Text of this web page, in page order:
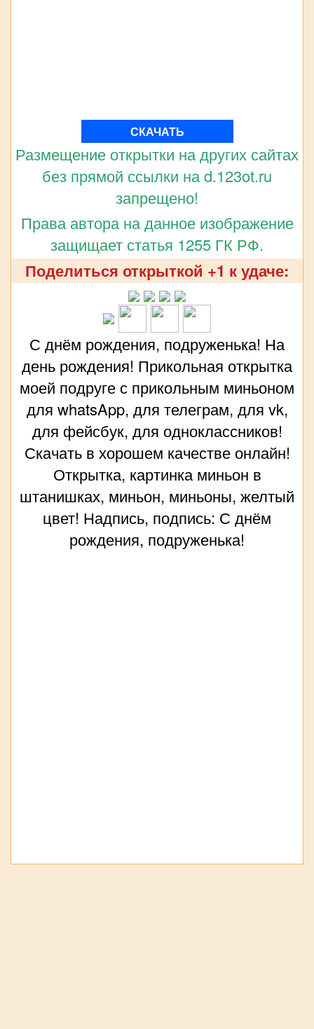
СКАЧАТЬ
Размещение открытки на других сайтах
без прямой ссылки на d.123ot.ru
запрещено!
Права автора на данное изображение
защищает статья 1255 ГК РФ.
Поделиться открыткой +1 к удаче:
С днём рождения, подруженька! На
день рождения! Прикольная открытка
моей подруге с прикольным миньоном
для whatsApp, для телеграм, для vk,
для фейсбук, для одноклассников!
Скачать в хорошем качестве онлайн!
Открытка, картинка миньон в
штанишках, миньон, миньоны, желтый
цвет! Надпись, подпись: С днём
рождения, подруженька!